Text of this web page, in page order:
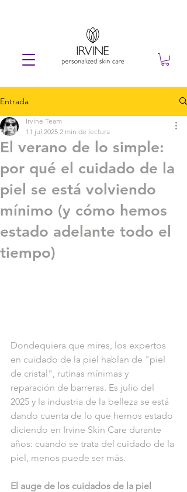
Entrada
El verano de lo simple:
por qué el cuidado de la
piel se está volviendo
mínimo (y cómo hemos
estado adelante todo el
tiempo)
Irvine Team
11 jul 2025 2 min de lectura
Dondequiera que mires, los expertos
en cuidado de la piel hablan de "piel
de cristal", rutinas mínimas y
reparación de barreras. Es julio del
2025 y la industria de la belleza se está
dando cuenta de lo que hemos estado
diciendo en Irvine Skin Care durante
años: cuando se trata del cuidado de la
piel, menos puede ser más.
El auge de los cuidados de la piel